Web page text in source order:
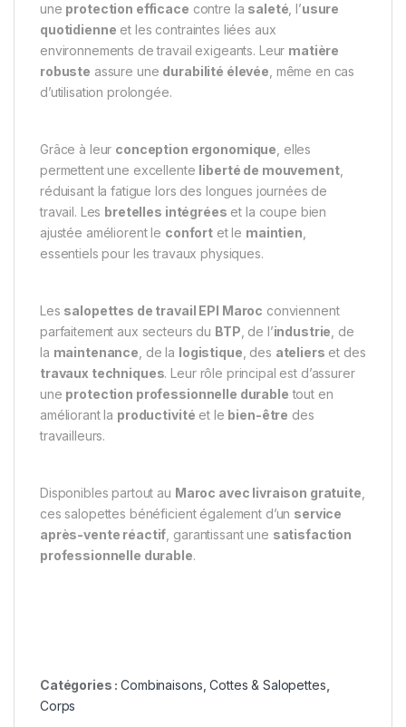
une protection efficace contre la saleté , l’usure
quotidienne et les contraintes liées aux
environnements de travail exigeants. Leur matière
robuste assure une durabilité élevée , même en cas
d’utilisation prolongée.
Grâce à leur conception ergonomique , elles
permettent une excellente liberté de mouvement,
réduisant la fatigue lors des longues journées de
travail. Les bretelles intégrées et la coupe bien
ajustée améliorent le confortet le maintien
essentiels pour les travaux physiques.
Les salopettes de travail EPI Maroc conviennent
parfaitement aux secteurs du BTP , de l’industrie , de
la maintenance , de la logistique , des ateliers et des
travaux techniques. Leur rôle principal est d’assurer
une protection professionnelle durable tout en
améliorant la productivité et le bien-être des
travailleurs.
Disponibles partout au Maroc avec livraison gratuite
ces salopettes bénéficient également d’un service
après-vente réactif , garantissant une satisfaction
professionnelle durable.
Catégories :Combinaisons, Cottes & Salopettes
Corps